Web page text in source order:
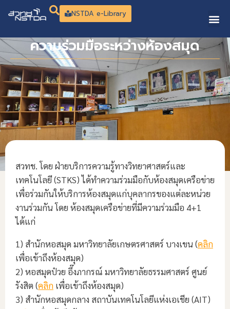
NSTDA e-Library
ความร่วมมือระหว่างห้องสมุด
สวทช. โดย ฝ่ายบริการความรู้ทางวิทยาศาสตร์และ
เทคโนโลยี (STKS) ได้ทำความร่วมมือกับห้องสมุดเครือข่าย
เพื่อร่วมกันให้บริการห้องสมุดแก่บุคลากรของแต่ละหน่วย
งานร่วมกัน โดย ห้องสมุดเครือข่ายที่มีความร่วมมือ 4+1
ได้แก่
1) สำนักหอสมุด มหาวิทยาลัยเกษตรศาสตร์ บางเขน (คลิก
เพื่อเข้าถึงห้องสมุด)
2) หอสมุดป๋วย อึ๊งภากรณ์ มหาวิทยาลัยธรรมศาสตร์ ศูนย์
รังสิต (คลิก เพื่อเข้าถึงห้องสมุด)
3) สำนักหอสมุดกลาง สถาบันเทคโนโลยีแห่งเอเชีย (AIT)